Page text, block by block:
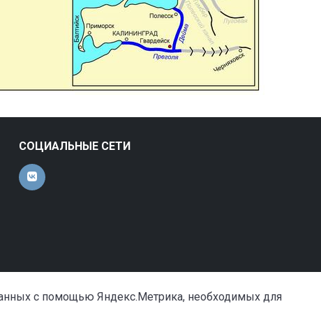
СОЦИАЛЬНЫЕ СЕТИ
с помощью Яндекс.Метрика, необходимых для